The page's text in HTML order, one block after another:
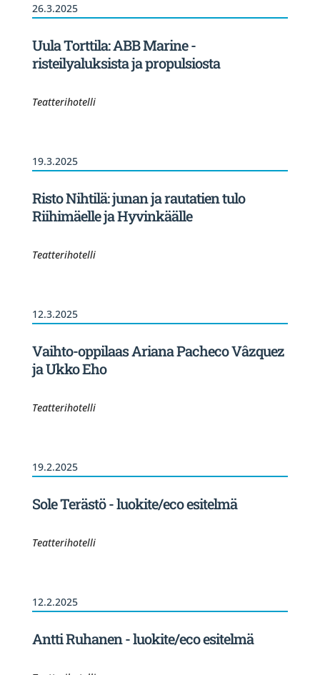
26.3.2025
Uula Torttila: ABB Marine -
risteilyaluksista ja propulsiosta
Teatterihotelli
19.3.2025
Risto Nihtilä: junan ja rautatien tulo
Riihimäelle ja Hyvinkäälle
Teatterihotelli
12.3.2025
Vaihto-oppilaas Ariana Pacheco Vâzquez
ja Ukko Eho
Teatterihotelli
19.2.2025
Sole Terästö - luokite/eco esitelmä
Teatterihotelli
12.2.2025
Antti Ruhanen - luokite/eco esitelmä